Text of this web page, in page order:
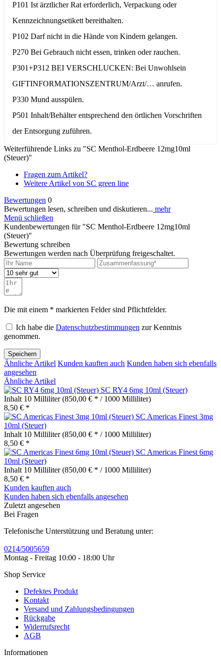
P101 Ist ärztlicher Rat erforderlich, Verpackung oder
Kennzeichnungsetikett bereithalten.
P102 Darf nicht in die Hände von Kindern gelangen.
P270 Bei Gebrauch nicht essen, trinken oder rauchen.
P301+P312 BEI VERSCHLUCKEN: Bei Unwohlsein
GIFTINFORMATIONSZENTRUM/Arzt/… anrufen.
P330 Mund ausspülen.
P501 Inhalt/Behälter entsprechend den örtlichen Vorschriften
der Entsorgung zuführen.
Weiterführende Links zu "SC Menthol-Erdbeere 12mg10ml
(Steuer)"
Fragen zum Artikel?
Weitere Artikel von SC green line
Bewertungen 0
Bewertungen lesen, schreiben und diskutieren... mehr
Menü schließen
Kundenbewertungen für "SC Menthol-Erdbeere 12mg10ml
(Steuer)"
Bewertung schreiben
Bewertungen werden nach Überprüfung freigeschaltet.
Die mit einem * markierten Felder sind Pflichtfelder.
Ich habe die Datenschutzbestimmungen zur Kenntnis
genommen.
Speichern
Ähnliche Artikel Kunden kauften auch Kunden haben sich ebenfalls
angesehen
Ähnliche Artikel
SC RY4 6mg 10ml (Steuer)
Inhalt 10 Milliliter(850,00 € * / 1000 Milliliter)
8,50 € *
SC Americas Finest 3mg
10ml (Steuer)
Inhalt 10 Milliliter(850,00 € * / 1000 Milliliter)
8,50 € *
SC Americas Finest 6mg
10ml (Steuer)
Inhalt 10 Milliliter(850,00 € * / 1000 Milliliter)
8,50 € *
Kunden kauften auch
Kunden haben sich ebenfalls angesehen
Zuletzt angesehen
Bei Fragen
Telefonische Unterstützung und Beratung unter:
0214/5005659
Montag - Freitag 10:00 - 18:00 Uhr
Shop Service
Defektes Produkt
Kontakt
Versand und Zahlungsbedingungen
Rückgabe
Widerrufsrecht
AGB
Informationen